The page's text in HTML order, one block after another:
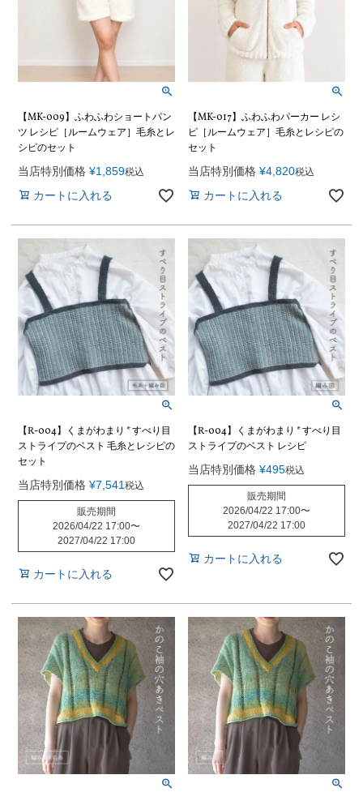
【MK-009】ふわふわショートパン
ツ レシピ［ルームウェア］毛糸とレ
シピのセット
当店特別価格 ¥1,859税込
カートに入れる
【MK-017】ふわふわパーカー レシ
ピ［ルームウェア］毛糸とレシピの
セット
当店特別価格 ¥4,820税込
カートに入れる
【R-004】くまがわまり * すべり目
ストライプのベスト 毛糸とレシピの
セット
当店特別価格 ¥7,541 税込
販売期間
2026/04/22 17:00〜
2027/04/22 17:00
カートに入れる
【R-004】くまがわまり * すべり目
ストライプのベスト レシピ
当店特別価格 ¥495税込
販売期間
2026/04/22 17:00〜
2027/04/22 17:00
カートに入れる